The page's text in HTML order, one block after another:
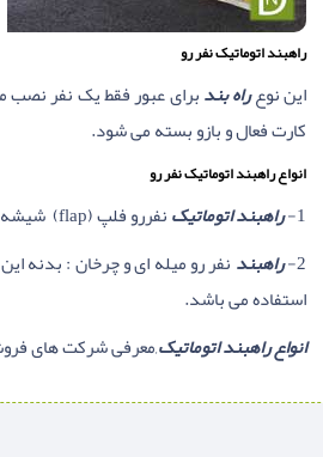
راهبند اتوماتیک نفر رو
این نوعراه بندبرای عبور فقط یک نفر نصب
کارت فعال و بازو بسته می شود.
انواع راهبند اتوماتیک نفر رو
1- راهبند اتوماتیکنفررو فلپ (flap) شیشه ای : این نوع
2- راهبند نفر رو میله ای و چرخان : بدنه
استفاده می باشد.
انواع راهبند اتوماتیک,معرفی شرکت های